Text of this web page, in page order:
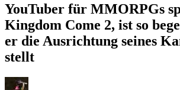
YouTuber für MMORPGs
Kingdom Come 2, ist so
er die Ausrichtung seines
stellt